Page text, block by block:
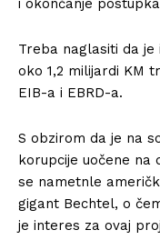
i okončanje
Treba naglasiti da
oko 1,2 milijardi KM
EIB-a i EBRD-a.
S obzirom da je na
korupcije uočene na
se nametnle
gigant Bechtel, o
je interes za ovaj